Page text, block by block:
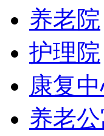
养老院
护理院
康复
养老